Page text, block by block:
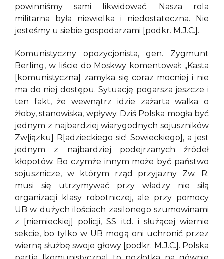
powinniśmy sami likwidować. Nasza rola
militarna była niewielka i niedostateczna. Nie
jesteśmy u siebie gospodarzami [podkr. M.J.C.].
Komunistyczny opozycjonista, gen. Zygmunt
Berling, w liście do Moskwy komentował: „Kasta
[komunistyczna] zamyka się coraz mocniej i nie
ma do niej dostępu. Sytuację pogarsza jeszcze i
ten fakt, że wewnątrz idzie zażarta walka o
żłoby, stanowiska, wpływy. Dziś Polska mogła być
jednym z najbardziej wiarygodnych sojuszników
Zw[iązku] R[adzieckiego sic! Sowieckiego], a jest
jednym z najbardziej podejrzanych źródeł
kłopotów. Bo czymże innym może być państwo
sojusznicze, w którym rząd przyjazny Zw. R.
musi się utrzymywać przy władzy nie siłą
organizacji klasy robotniczej, ale przy pomocy
UB w dużych ilościach zasilonego szumowinami
z [niemieckiej] policji, SS itd. i służącej wiernie
sekcie, bo tylko w UB mogą oni uchronić przez
wierną służbę swoje głowy [podkr. M.J.C.]. Polska